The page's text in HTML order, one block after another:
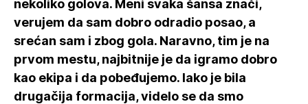
nekoliko golova. Meni svaka šansa znači,
verujem da sam dobro odradio posao, a
srećan sam i zbog gola. Naravno, tim je na
prvom mestu, najbitnije je da igramo dobro
kao ekipa i da pobeđujemo. Iako je bila
drugačija formacija, videlo se da smo